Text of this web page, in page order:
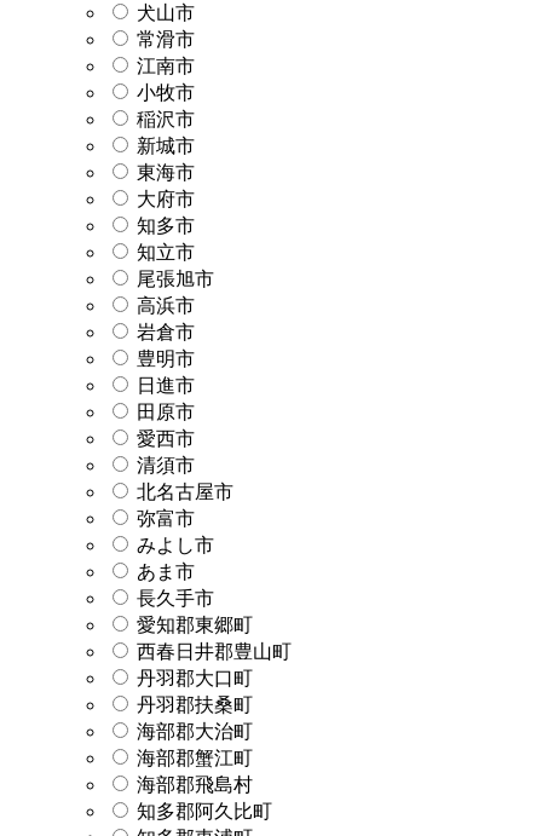
犬山市
常滑市
江南市
小牧市
稲沢市
新城市
東海市
大府市
知多市
知立市
尾張旭市
高浜市
岩倉市
豊明市
日進市
田原市
愛西市
清須市
北名古屋市
弥富市
みよし市
あま市
長久手市
愛知郡東郷町
西春日井郡豊山町
丹羽郡大口町
丹羽郡扶桑町
海部郡大治町
海部郡蟹江町
海部郡飛島村
知多郡阿久比町